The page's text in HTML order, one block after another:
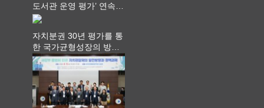
도서관 운영 평가’ 연속
최고 영예 장관상에서 ‘대
자치분권 30년 평가를 통
한 국가균형성장의 방향
과 과제 논의